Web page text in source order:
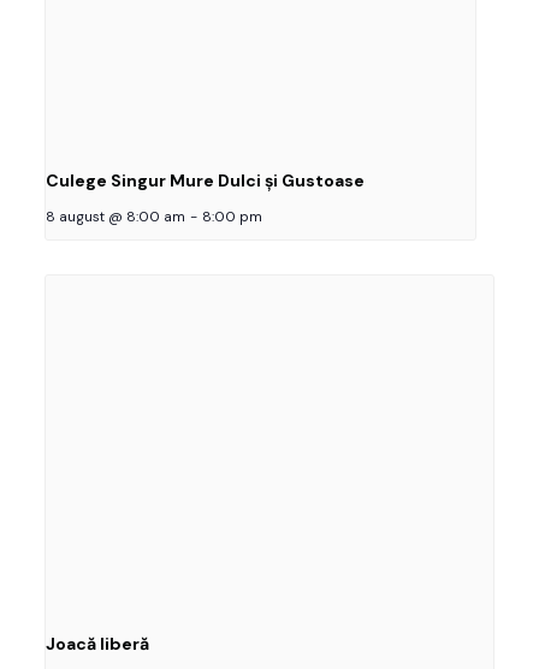
Culege Singur Mure Dulci și Gustoase
8 august @ 8:00 am - 8:00 pm
Joacă liberă